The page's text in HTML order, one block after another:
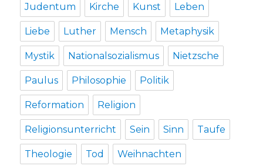
Judentum Kirche Kunst Leben
Liebe Luther Mensch Metaphysik
Mystik Nationalsozialismus Nietzsche
Paulus Philosophie Politik
Reformation Religion
Religionsunterricht Sein Sinn Taufe
Theologie Tod Weihnachten